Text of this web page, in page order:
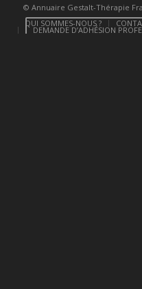
© Annuaire Gestalt-Thérapie
QUI SOMMES-NOUS ?
DEMANDE D’ADHÉSION